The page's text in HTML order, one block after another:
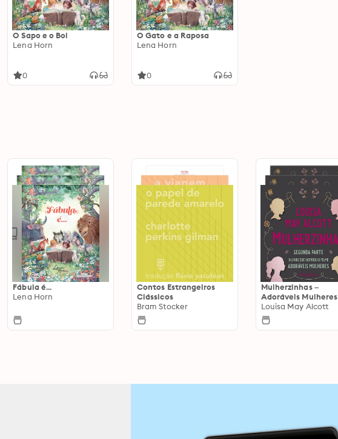
O Sapo e o Boi
Lena Horn
0
O Gato e a Raposa
Lena Horn
0
Fábula é...
Lena Horn
Contos Estrangeiros
Clássicos
Bram Stocker
Mulherzinhas –
Adoráveis Mulheres
Louisa May Alcott